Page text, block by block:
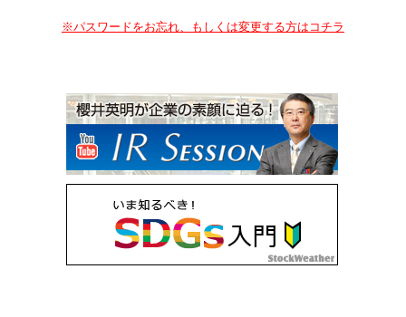
※パスワードをお忘れ、もしくは変更する方はコチラ